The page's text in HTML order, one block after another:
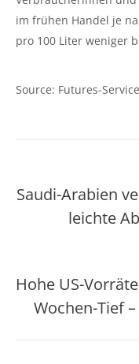
im frühen Handel je
pro 100 Liter weniger
Source: Futures-
Saudi-Arabien
leichte
Hohe US-
Wochen-Tief